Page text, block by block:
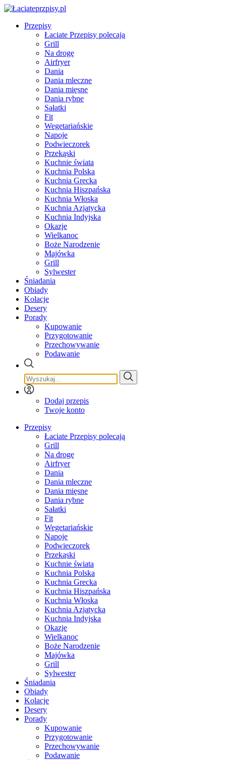
Przepisy
Łaciate Przepisy polecają
Grill
Na drogę
Airfryer
Dania
Dania mleczne
Dania mięsne
Dania rybne
Sałatki
Fit
Wegetariańskie
Napoje
Podwieczorek
Przekąski
Kuchnie świata
Kuchnia Polska
Kuchnia Grecka
Kuchnia Hiszpańska
Kuchnia Włoska
Kuchnia Azjatycka
Kuchnia Indyjska
Okazje
Wielkanoc
Boże Narodzenie
Majówka
Grill
Sylwester
Śniadania
Obiady
Kolacje
Desery
Porady
Kupowanie
Przygotowanie
Przechowywanie
Podawanie
Dodaj przepis
Twoje konto
Przepisy
Łaciate Przepisy polecają
Grill
Na drogę
Airfryer
Dania
Dania mleczne
Dania mięsne
Dania rybne
Sałatki
Fit
Wegetariańskie
Napoje
Podwieczorek
Przekąski
Kuchnie świata
Kuchnia Polska
Kuchnia Grecka
Kuchnia Hiszpańska
Kuchnia Włoska
Kuchnia Azjatycka
Kuchnia Indyjska
Okazje
Wielkanoc
Boże Narodzenie
Majówka
Grill
Sylwester
Śniadania
Obiady
Kolacje
Desery
Porady
Kupowanie
Przygotowanie
Przechowywanie
Podawanie